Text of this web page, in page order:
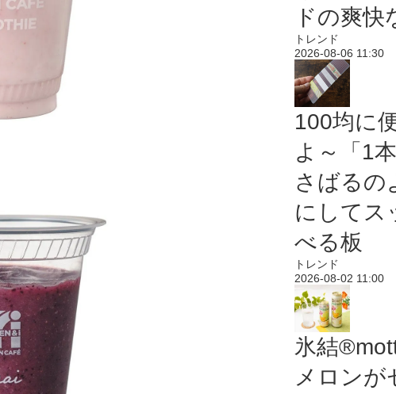
ドの爽快
トレンド
2026-08-06 11:30
100均に
よ～「1
さばる
にしてス
べる板
トレンド
2026-08-02 11:00
氷結
メロンが